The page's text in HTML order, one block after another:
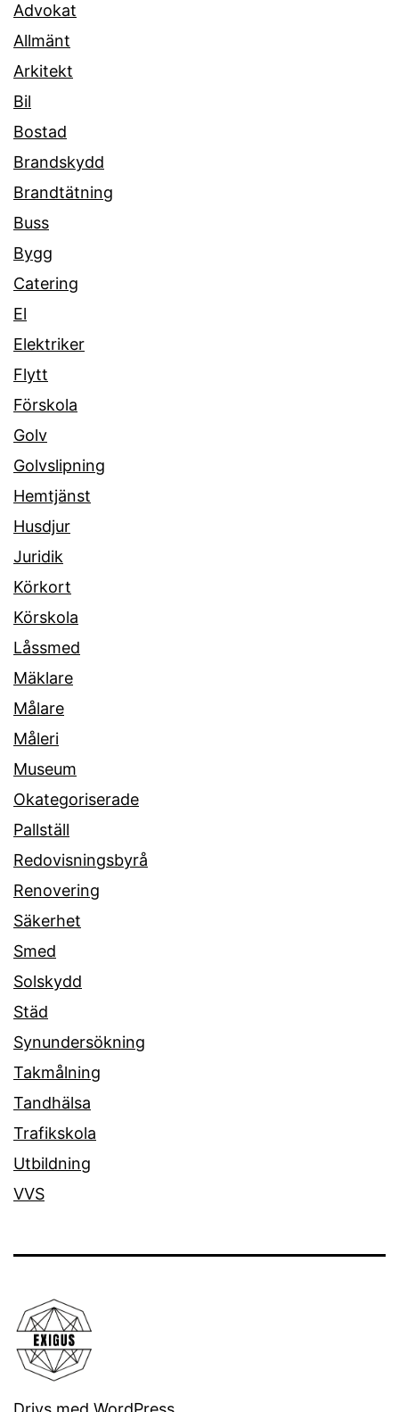
Advokat
Allmänt
Arkitekt
Bil
Bostad
Brandskydd
Brandtätning
Buss
Bygg
Catering
El
Elektriker
Flytt
Förskola
Golv
Golvslipning
Hemtjänst
Husdjur
Juridik
Körkort
Körskola
Låssmed
Mäklare
Målare
Måleri
Museum
Okategoriserade
Pallställ
Redovisningsbyrå
Renovering
Säkerhet
Smed
Solskydd
Städ
Synundersökning
Takmålning
Tandhälsa
Trafikskola
Utbildning
VVS